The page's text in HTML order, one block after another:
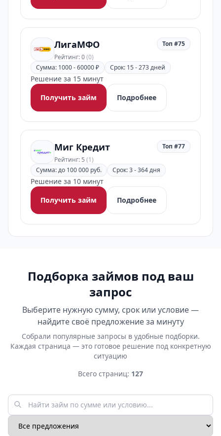
ЛигаМФО
Рейтинг: 0(0)
Топ #75
Сумма: 1000 - 60000 ₽ Срок: 15 - 273 дней
Решение за 15 минут
Получить займ
Подробнее
Миг Кредит
Рейтинг: 5 (1)
Топ #77
Сумма: до 100 000 руб. Срок: 3 - 364 дня
Решение за 10 минут
Получить займ
Подробнее
Подборка займов под ваш
запрос
Выберите нужную сумму, срок или условие —
найдите своё предложение за минуту
Собрали популярные запросы в удобные подборки.
Каждая страница — это готовое решение под конкретную
ситуацию
Всего страниц: 127